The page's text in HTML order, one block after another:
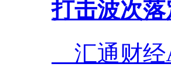
打击波次
汇通财经